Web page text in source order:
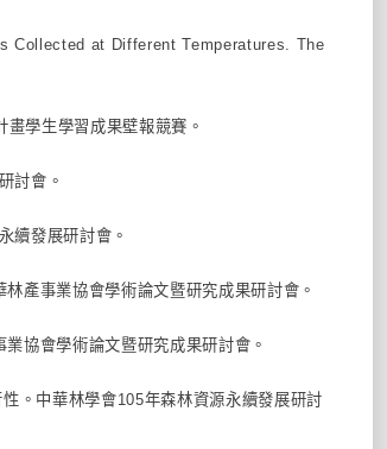
Collected at Different Temperatures. The
學生學習成果壁報競賽。
討會。
續發展研討會。
產事業協會學術論文暨研究成果研討會。
協會學術論文暨研究成果研討會。
。中華林學會105年森林資源永續發展研討